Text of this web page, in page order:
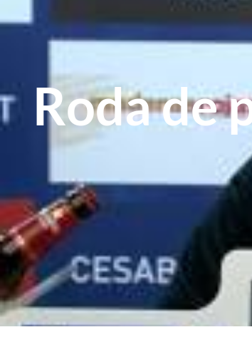
Roda de